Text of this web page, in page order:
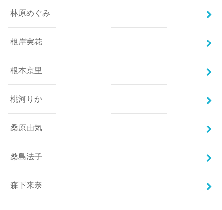
林原めぐみ
根岸実花
根本京里
桃河りか
桑原由気
桑島法子
森下来奈